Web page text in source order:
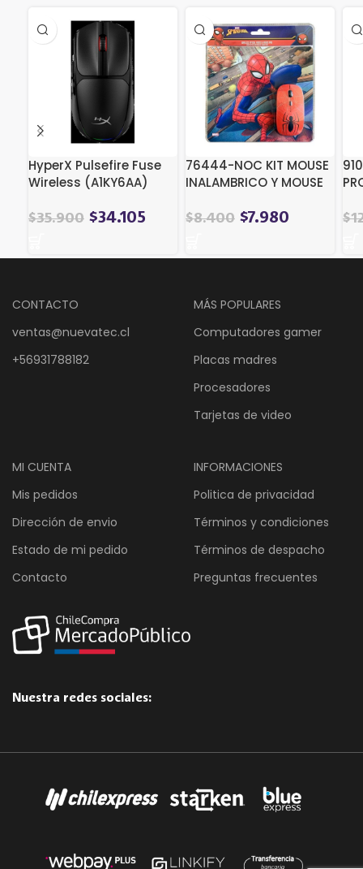
HyperX Pulsefire Fuse
Wireless (A1KY6AA)
$35.900 $34.105
76444-NOC KIT MOUSE
INALAMBRICO Y MOUSE
$8.400 $7.980 $
CONTACTO
ventas@nuevatec.cl
+56931788182
MÁS POPULARES
Computadores gamer
Placas madres
Procesadores
Tarjetas de video
MI CUENTA
Mis pedidos
Dirección de envio
Estado de mi pedido
Contacto
INFORMACIONES
Politica de privacidad
Términos y condiciones
Términos de despacho
Preguntas frecuentes
Nuestra redes sociales: